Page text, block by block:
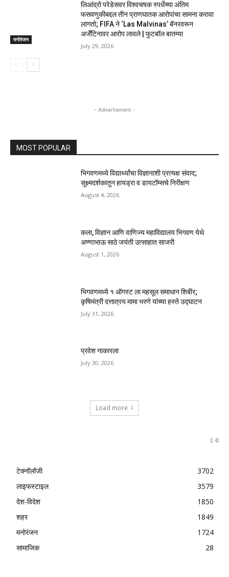
मनोरंजन
लिआंद्रो परेडेसवर विश्वचषक स्पर्धेच्या अंतिम
फसवणुकीबद्दल तीन प्राणघातक आरोपांचा सामना करावा
लागतो; FIFA ने ‘Las Malvinas’ बॅनरवरून
अर्जेंटिनावर आरोप लावले | फुटबॉल बातम्या
July 29, 2026
- Advertisment -
MOST POPULAR
भिगवणमध्ये विद्यार्थ्यांचा विज्ञानाशी प्रत्यक्ष संवाद;
सूक्ष्मदर्शकातून हायड्रा व डायटॉम्सचे निरीक्षण
August 4, 2026
कला, विज्ञान आणि वाणिज्य महाविद्यालय भिगवण येथे
अण्णाभाऊ साठे जयंती उत्साहात साजरी
August 1, 2026
भिगवणमध्ये १ ऑगस्ट ला महसूल समाधान शिबीर;
कृषिमंत्री दत्तात्रय मामा भरणे यांच्या हस्ते उद्घाटन
July 31, 2026
प्रवेश नाकारला
July 30, 2026
Load more
0
टेक्नॉलॉजी
3702
लाइफस्टाइल
3579
देश-विदेश
1850
शहर
1849
मनोरंजन
1724
सामाजिक
28